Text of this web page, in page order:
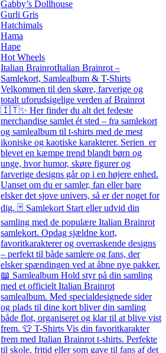
Gabby’s Dollhouse
Gurli Gris
Hatchimals
Hama
Hape
Hot Wheels
Italian BrainrotItalian Brainrot –
Samlekort, Samlealbum & T-Shirts
Velkommen til den skøre, farverige og
totalt uforudsigelige verden af Brainrot
🇮🇹✨ Her finder du alt det fedeste
merchandise samlet ét sted – fra samlekort
og samlealbum til t-shirts med de mest
ikoniske og kaotiske karakterer. Serien er
blevet en kæmpe trend blandt børn og
unge, hvor humor, skøre figurer og
farverige designs går op i en højere enhed.
Uanset om du er samler, fan eller bare
elsker det sjove univers, så er der noget for
dig. 🃏 Samlekort Start eller udvid din
samling med de populære Italian Brainrot
samlekort. Opdag sjældne kort,
favoritkarakterer og overraskende designs
– perfekt til både samlere og fans, der
elsker spændingen ved at åbne nye pakker.
📖 Samlealbum Hold styr på din samling
med et officielt Italian Brainrot
samlealbum. Med specialdesignede sider
og plads til dine kort bliver din samling
både flot, organiseret og klar til at blive vist
frem. 👕 T-Shirts Vis din favoritkarakter
frem med Italian Brainrot t-shirts. Perfekte
til skole, fritid eller som gave til fans af det